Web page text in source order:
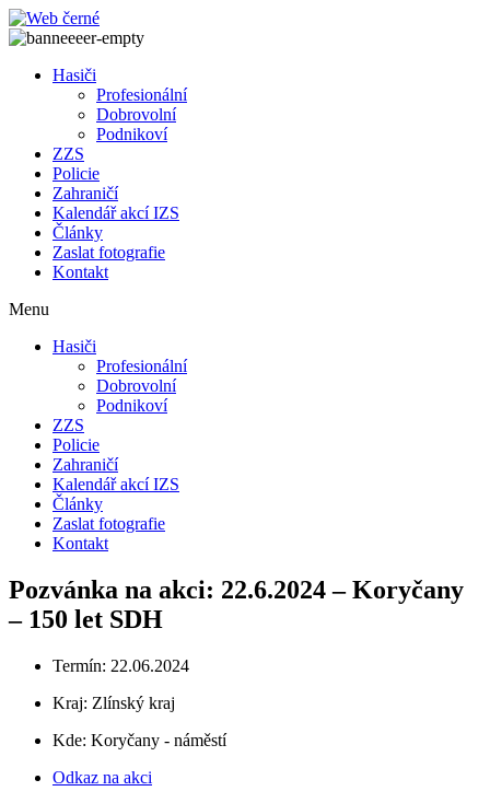
Přejít
k
Hasiči
Profesionální
Dobrovolní
Podnikoví
ZZS
Policie
Zahraničí
Kalendář akcí IZS
Články
Zaslat fotografie
Kontakt
Menu
Hasiči
Profesionální
Dobrovolní
Podnikoví
ZZS
Policie
Zahraničí
Kalendář akcí IZS
Články
Zaslat fotografie
Kontakt
Pozvánka na akci: 22.6.2024 – Koryčany
– 150 let SDH
Termín: 22.06.2024
Kraj: Zlínský kraj
Kde: Koryčany - náměstí
Odkaz na akci